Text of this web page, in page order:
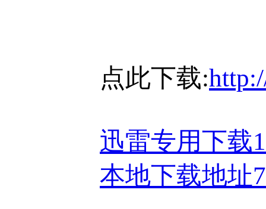
点此下载:
迅雷专用下载
本地下载地址